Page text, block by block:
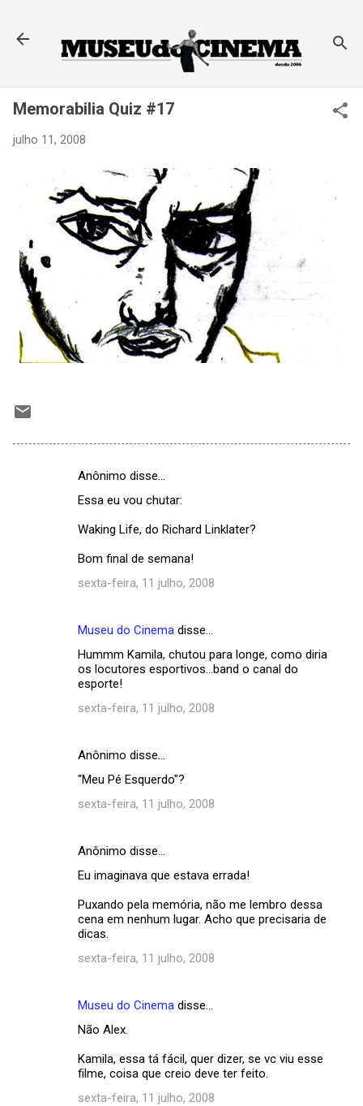
Memorabilia Quiz #17
julho 11, 2008
Anônimo disse…
Essa eu vou chutar:
Waking Life, do Richard Linklater?
Bom final de semana!
sexta-feira, 11 julho, 2008
Museu do Cinema disse…
Hummm Kamila, chutou para longe, como diria
os locutores esportivos...band o canal do
esporte!
sexta-feira, 11 julho, 2008
Anônimo disse…
"Meu Pé Esquerdo"?
sexta-feira, 11 julho, 2008
Anônimo disse…
Eu imaginava que estava errada!
Puxando pela memória, não me lembro dessa
cena em nenhum lugar. Acho que precisaria de
dicas.
sexta-feira, 11 julho, 2008
Museu do Cinema disse…
Não Alex.
Kamila, essa tá fácil, quer dizer, se vc viu esse
filme, coisa que creio deve ter feito.
sexta-feira, 11 julho, 2008